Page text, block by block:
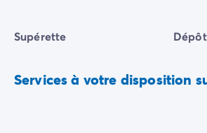
Supérette
Services à votre disposition